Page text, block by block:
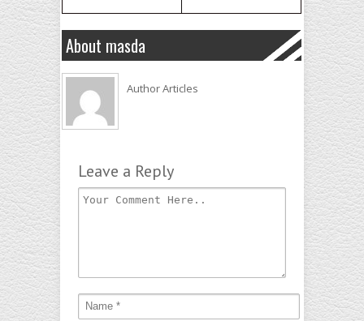
About masda
Author Articles
Leave a Reply